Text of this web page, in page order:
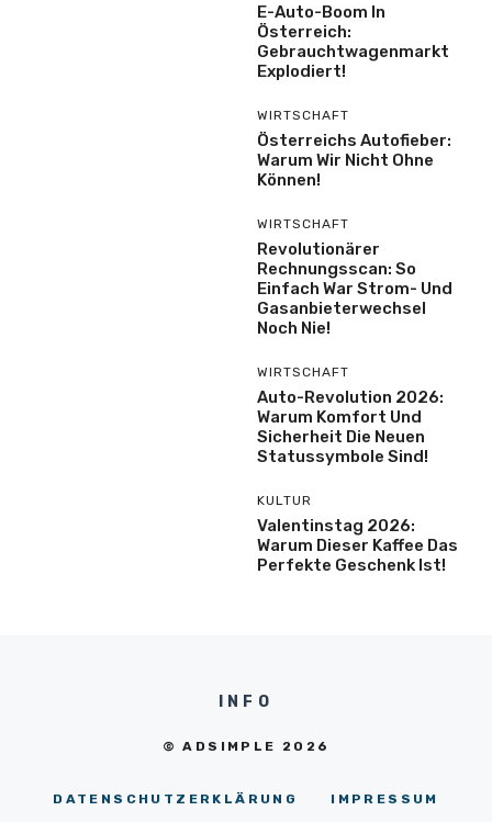
E-Auto-Boom In
Österreich:
Gebrauchtwagenmarkt
Explodiert!
WIRTSCHAFT
Österreichs Autofieber:
Warum Wir Nicht Ohne
Können!
WIRTSCHAFT
Revolutionärer
Rechnungsscan: So
Einfach War Strom- Und
Gasanbieterwechsel
Noch Nie!
WIRTSCHAFT
Auto-Revolution 2026:
Warum Komfort Und
Sicherheit Die Neuen
Statussymbole Sind!
KULTUR
Valentinstag 2026:
Warum Dieser Kaffee Das
Perfekte Geschenk Ist!
INFO
© ADSIMPLE 2026
DATENSCHUTZERKLÄRUNG IMPRESSUM